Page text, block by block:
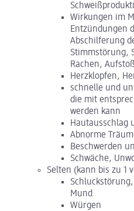
Wirkungen im
Entzündungen
Abschilferung
Stimmstörung,
Rachen,
Herzklopfen,
schnelle und
die mit
werden kann
Hautausschlag
Abnorme
Beschwerden
Schwäche,
Selten (kann bis zu 1
Mund
Würgen